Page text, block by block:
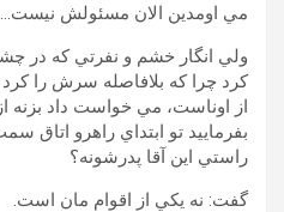
مي اومدين الان مسئولش نيست…
ولي انگار خشم و نفرتي که در
کرد چرا که بلافاصله سرش را
از اوناست، مي خواست داد بزنه
بفرماييد تو ابتداي راهرو
راستي اين آقا پدرشونه؟
گفت: نه يکي از اقوام مان است.